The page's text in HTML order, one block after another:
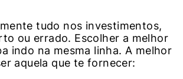
tudo nos investimentos,
ou errado. Escolher a melhor
indo na mesma linha. A melhor
aquela que te fornecer: